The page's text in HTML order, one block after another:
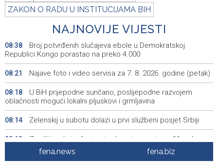
ZAKON O RADU U INSTITUCIJAMA BIH
NAJNOVIJE VIJESTI
08:38
Broj potvrđenih slučajeva ebole u Demokratskoj
Republici Kongo porastao na preko 4.000
08:21 Najave foto i video servisa za 7. 8. 2026. godine (petak)
08:18
U BiH prijepodne sunčano, poslijepodne razvojem
oblačnosti mogući lokalni pljuskovi i grmljavina
08:14 Zelenskij u subotu dolazi u prvi službeni posjet Srbiji
08:12
Zenički rudari još u jami, zdravstveno stanje 11 rudara
fena.news fena.biz